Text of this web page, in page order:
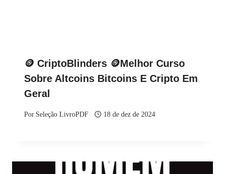
🪙 CriptoBlinders 🪙Melhor Curso
Sobre Altcoins Bitcoins E Cripto Em
Geral
Por Seleção LivroPDF 18 de dez de 2024